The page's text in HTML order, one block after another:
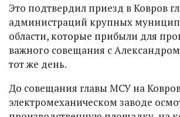
Это подтвердил приезд в Ковров
администраций крупных
области, которые прибыли для
важного совещания с
тот же день.
До совещания главы МСУ на
электромеханическом заводе